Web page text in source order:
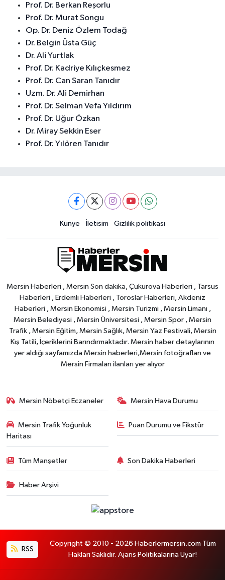
Prof. Dr. Berkan Reşorlu
Prof. Dr. Murat Songu
Op. Dr. Deniz Özlem Todağ
Dr. Belgin Üsta Güç
Dr. Ali Yurtlak
Prof. Dr. Kadriye Kılıçkesmez
Prof. Dr. Can Saran Tanıdır
Uzm. Dr. Ali Demirhan
Prof. Dr. Selman Vefa Yıldırım
Prof. Dr. Uğur Özkan
Dr. Miray Sekkin Eser
Prof. Dr. Yılören Tanıdır
Künye İletisim Gizlilik politikası
Mersin Haberleri , Mersin Son dakika, Çukurova Haberleri , Tarsus
Haberleri , Erdemli Haberleri , Toroslar Haberleri, Akdeniz
Haberleri , Mersin Ekonomisi , Mersin Turizmi , Mersin Limanı ,
Mersin Belediyesi , Mersin Üniversitesi , Mersin Spor , Mersin
Trafik , Mersin Eğitim, Mersin Sağlık, Mersin Yaz Festivali, Mersin
Kış Tatili, İçeriklerini Barındırmaktadır. Mersin haber detaylarının
yer aldığı sayfamızda Mersin haberleri,Mersin fotoğrafları ve
Mersin Firmaları ilanları yer alıyor
Mersin Nöbetçi Eczaneler Mersin Hava Durumu
Mersin Trafik Yoğunluk
Haritası
Puan Durumu ve Fikstür
Tüm Manşetler Son Dakika Haberleri
Haber Arşivi
RSS
Copyright © 2010 - 2026 Haberlermersin.com Tüm
Hakları Saklıdır. Ajans Politikalarına Uyar!